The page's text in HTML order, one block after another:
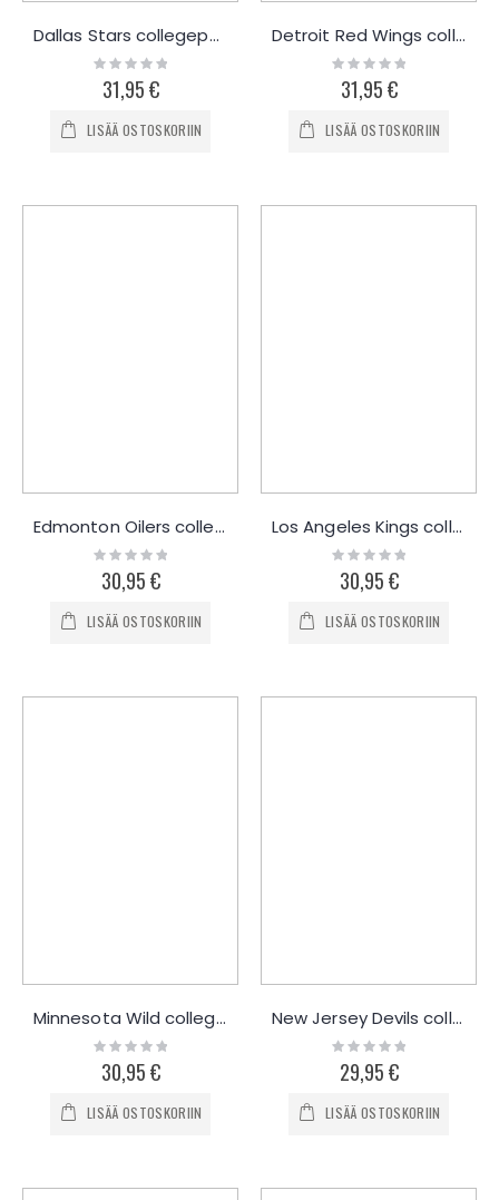
Dallas Stars collegepaita
Rating:
0%
31,95 €
LISÄÄ OSTOSKORIIN
Detroit Red Wings collegepaita
Rating:
0%
31,95 €
LISÄÄ OSTOSKORIIN
Edmonton Oilers collegepaita
Rating:
0%
30,95 €
LISÄÄ OSTOSKORIIN
Los Angeles Kings collegepaita
Rating:
0%
30,95 €
LISÄÄ OSTOSKORIIN
Minnesota Wild collegepaita
Rating:
0%
30,95 €
LISÄÄ OSTOSKORIIN
New Jersey Devils collegepaita
Rating:
0%
29,95 €
LISÄÄ OSTOSKORIIN